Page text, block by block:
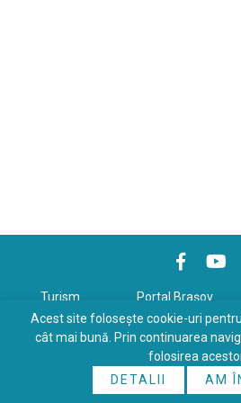
Turism Portal Braşov
Politică de
Copyrights © 2026 All Rights Reserved.
Online
Acest site folosește cookie-uri
cât mai bună. Prin continuarea
folosirea
DETALII
AM